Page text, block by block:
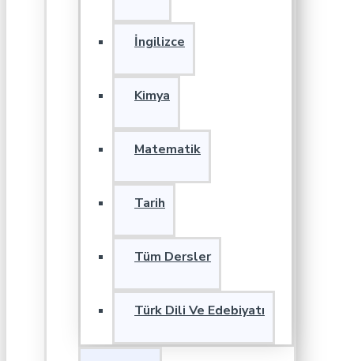
İngilizce
Kimya
Matematik
Tarih
Tüm Dersler
Türk Dili Ve Edebiyatı